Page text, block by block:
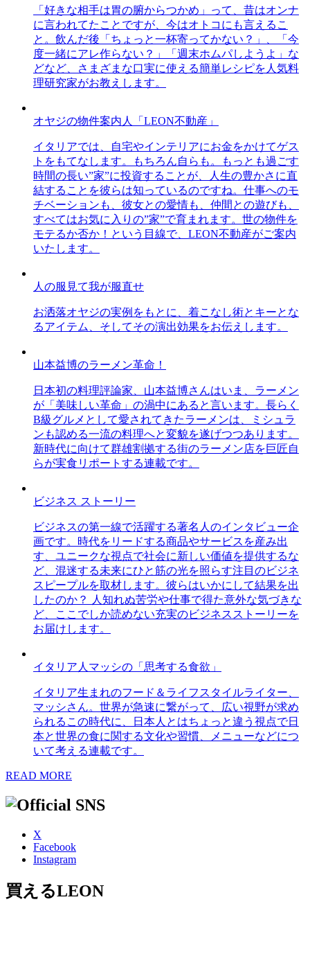
「好きな相手は胃の腑からつかめ」って、昔はオンナ
に言われてたことですが、今はオトコにも言えるこ
と。飲んだ後「ちょっと一杯寄ってかない？」、「今
度一緒にアレ作らない？」「週末ホムパしようよ」な
どなど、さまざまな口実に使える簡単レシピを人気料
理研究家がお教えします。
オヤジの物件案内人「LEON不動産」
イタリアでは、自宅やインテリアにお金をかけてゲス
トをもてなします。もちろん自らも。もっとも過ごす
時間の長い”家”に投資することが、人生の豊かさに直
結することを彼らは知っているのですね。仕事へのモ
チベーションも、彼女との愛情も、仲間との遊びも、
すべてはお気に入りの”家”で育まれます。世の物件を
モテるか否か！という目線で、LEON不動産がご案内
いたします。
人の服見て我が服直せ
お洒落オヤジの実例をもとに、着こなし術とキーとな
るアイテム、そしてその演出効果をお伝えします。
山本益博のラーメン革命！
日本初の料理評論家、山本益博さんはいま、ラーメン
が「美味しい革命」の渦中にあると言います。長らく
B級グルメとして愛されてきたラーメンは、ミシュラ
ンも認める一流の料理へと変貌を遂げつつあります。
新時代に向けて群雄割拠する街のラーメン店を巨匠自
らが実食リポートする連載です。
ビジネス ストーリー
ビジネスの第一線で活躍する著名人のインタビュー企
画です。時代をリードする商品やサービスを産み出
す、ユニークな視点で社会に新しい価値を提供するな
ど、混迷する未来にひと筋の光を照らす注目のビジネ
スピープルを取材します。彼らはいかにして結果を出
したのか？ 人知れぬ苦労や仕事で得た意外な気づきな
ど、ここでしか読めない充実のビジネスストーリーを
お届けします。
イタリア人マッシの「思考する食欲」
イタリア生まれのフード＆ライフスタイルライター、
マッシさん。世界が急速に繋がって、広い視野が求め
られるこの時代に、日本人とはちょっと違う視点で日
本と世界の食に関する文化や習慣、メニューなどにつ
いて考える連載です。
READ MORE
X
Facebook
Instagram
買えるLEON